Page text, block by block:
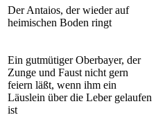
Der Antaios, der wieder auf
heimischen Boden ringt
Ein gutmütiger Oberbayer, der
Zunge und Faust nicht gern
feiern läßt, wenn ihm ein
Läuslein über die Leber gelaufen
ist